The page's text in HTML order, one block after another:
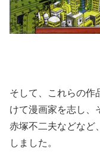
そして、これらの作
けて漫画家を志し、
赤塚不二夫などなど
しました。